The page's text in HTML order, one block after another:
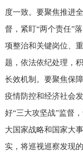
度一致。要聚焦推进
督，紧盯“两个责任”
项整治和关键岗位、
题，依法依纪处理，
长效机制。要聚焦保
疫情防控和经济社会
好“三大攻坚战”监督
大国家战略和国家大
实，将巡视巡察发现